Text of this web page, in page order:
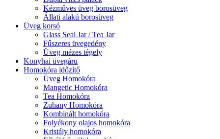
Kézműves üveg borosüveg
Állati alakú borosüveg
Üveg korsó
Glass Seal Jar / Tea Jar
Fűszeres üvegedény
Üveg mézes tégely
Konyhai üvegáru
Homokóra időzítő
Üveg Homokóra
Mangetic Homokóra
Tea Homokóra
Zuhany Homokóra
Kombinált homokóra
Folyékony olajos homokóra
Kristály homokóra